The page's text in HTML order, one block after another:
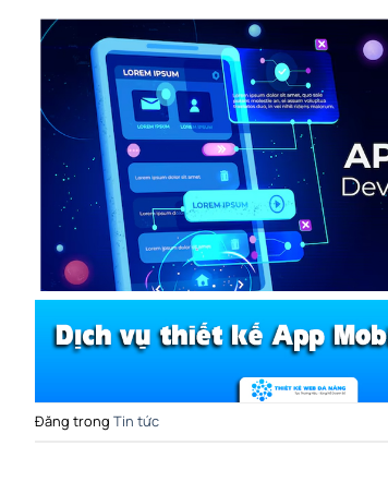
Đăng trong Tin tức